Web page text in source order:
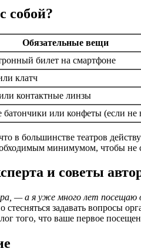
собой?
Обязательные вещи
билет на смартфоне
клатч
контактные линзы
батончики или конфеты (если не
в большинстве театров
минимумом, чтобы не
и советы
— а я уже много лет посещаю
стесняться задавать вопросы
того, что ваше первое